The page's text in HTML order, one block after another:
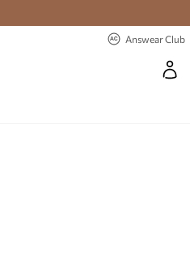
Answear Club